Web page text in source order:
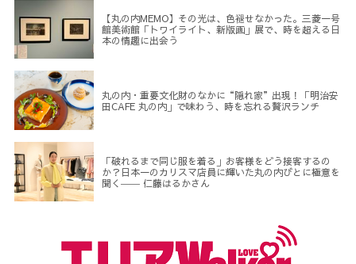
【丸の内MEMO】その光は、色褪せなかった。三菱一号
館美術館「トワイライト、新版画」展で、時を超える日
本の情趣に出会う
丸の内・重要文化財のなかに“隠れ家”出現！「明治安
田CAFE 丸の内」で味わう、時を忘れる贅沢ランチ
「破れるまで同じ服を着る」お客様をどう接客するの
か？日本一のカリスマ店員に輝いた丸の内びとに極意を
聞く―― 仁藤はるかさん